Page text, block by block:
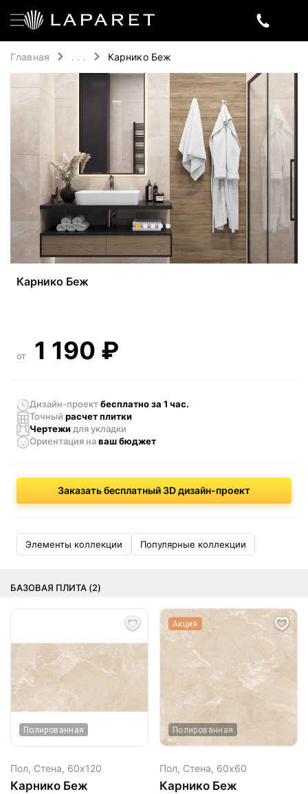
Главная . . . Карнико Беж
Карнико Беж
от 1 190 ₽
Дизайн-проектбесплатно за 1 час.
Точный расчет плитки
Чертежи для укладки
Ориентация наваш бюджет
Заказать бесплатный 3D дизайн-проект
Элементы коллекции Популярные коллекции
БАЗОВАЯ ПЛИТА (2)
Полированная
Пол, Стена, 60х120
Карнико Беж
Акция
Полированная
Пол, Стена, 60х60
Карнико Беж